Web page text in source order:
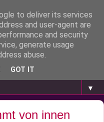
▼
von innen
to deliver its services
and user-agent are
and security
generate usage
abuse.
GOT IT